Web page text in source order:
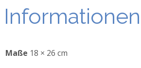
Informationen
Maße 18 × 26 cm